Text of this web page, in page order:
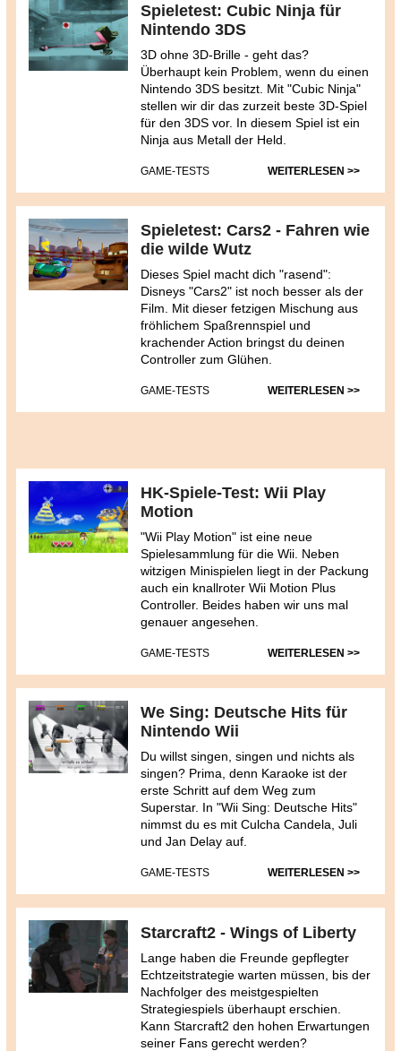
Spieletest: Cubic Ninja für
Nintendo 3DS
3D ohne 3D-Brille - geht das?
Überhaupt kein Problem, wenn du einen
Nintendo 3DS besitzt. Mit "Cubic Ninja"
stellen wir dir das zurzeit beste 3D-Spiel
für den 3DS vor. In diesem Spiel ist ein
Ninja aus Metall der Held.
GAME-TESTS WEITERLESEN >>
Spieletest: Cars2 - Fahren wie
die wilde Wutz
Dieses Spiel macht dich "rasend":
Disneys "Cars2" ist noch besser als der
Film. Mit dieser fetzigen Mischung aus
fröhlichem Spaßrennspiel und
krachender Action bringst du deinen
Controller zum Glühen.
GAME-TESTS WEITERLESEN >>
HK-Spiele-Test: Wii Play
Motion
"Wii Play Motion" ist eine neue
Spielesammlung für die Wii. Neben
witzigen Minispielen liegt in der Packung
auch ein knallroter Wii Motion Plus
Controller. Beides haben wir uns mal
genauer angesehen.
GAME-TESTS WEITERLESEN >>
We Sing: Deutsche Hits für
Nintendo Wii
Du willst singen, singen und nichts als
singen? Prima, denn Karaoke ist der
erste Schritt auf dem Weg zum
Superstar. In "Wii Sing: Deutsche Hits"
nimmst du es mit Culcha Candela, Juli
und Jan Delay auf.
GAME-TESTS WEITERLESEN >>
Starcraft2 - Wings of Liberty
Lange haben die Freunde gepflegter
Echtzeitstrategie warten müssen, bis der
Nachfolger des meistgespielten
Strategiespiels überhaupt erschien.
Kann Starcraft2 den hohen Erwartungen
seiner Fans gerecht werden?